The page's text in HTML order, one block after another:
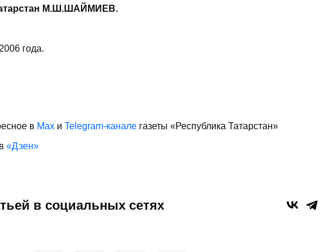
М.Ш.ШАЙМИЕВ.
года.
в Max и Telegram-канале газеты «Республика Татарстан»
«Дзен»
в социальных сетях